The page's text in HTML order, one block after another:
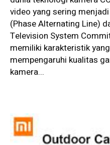
video yang sering
(Phase Alternating Line)
Television System
memiliki karakteristik
mempengaruhi kualitas
kamera...